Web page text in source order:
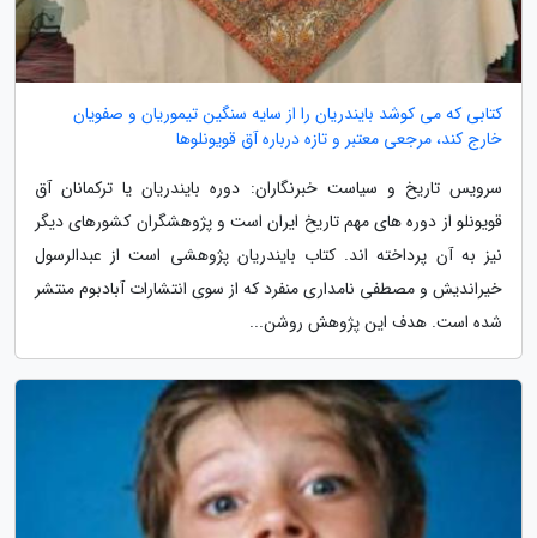
کتابی که می کوشد بایندریان را از سایه سنگین تیموریان و صفویان
خارج کند، مرجعی معتبر و تازه درباره آق قویونلوها
سرویس تاریخ و سیاست خبرنگاران: دوره بایندریان یا ترکمانان آق
قویونلو از دوره های مهم تاریخ ایران است و پژوهشگران کشورهای دیگر
نیز به آن پرداخته اند. کتاب بایندریان پژوهشی است از عبدالرسول
خیراندیش و مصطفی نامداری منفرد که از سوی انتشارات آبادبوم منتشر
شده است. هدف این پژوهش روشن...